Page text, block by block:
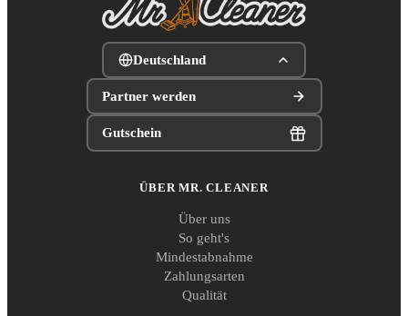
Deutschland
Partner werden
Gutschein
ÜBER MR. CLEANER
Über uns
So geht's
Mindestabnahme
Zahlungsarten
Qualität